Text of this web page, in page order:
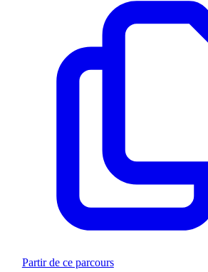
Partir de ce parcours